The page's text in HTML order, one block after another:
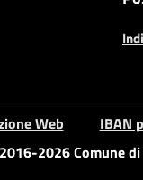
Web IBAN
2016-2026 Comune